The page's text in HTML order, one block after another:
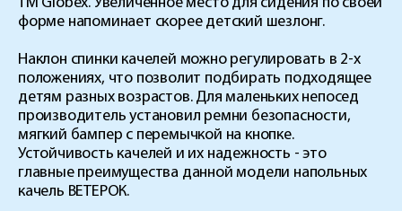
форме напоминает скорее детский шезлонг.
Наклон спинки качелей можно регулировать в 2-х
положениях, что позволит подбирать подходящее
детям разных возрастов. Для маленьких непосед
производитель установил ремни безопасности,
мягкий бампер с перемычкой на кнопке.
Устойчивость качелей и их надежность - это
главные преимущества данной модели напольных
качель ВЕТЕРОК.